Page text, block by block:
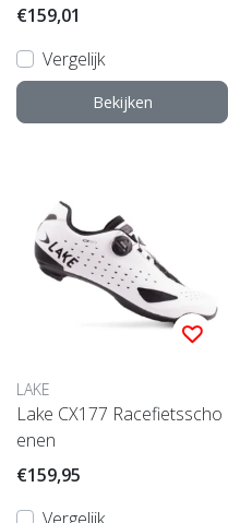
€159,01
Vergelijk
Bekijken
LAKE
Lake CX177 Racefietsscho
enen
€159,95